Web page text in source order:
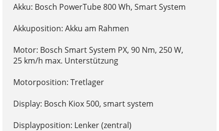
Akku: Bosch PowerTube 800 Wh, Smart System
Akkuposition: Akku am Rahmen
Motor: Bosch Smart System PX, 90 Nm, 250 W,
25 km/h max. Unterstützung
Motorposition: Tretlager
Display: Bosch Kiox 500, smart system
Displayposition: Lenker (zentral)